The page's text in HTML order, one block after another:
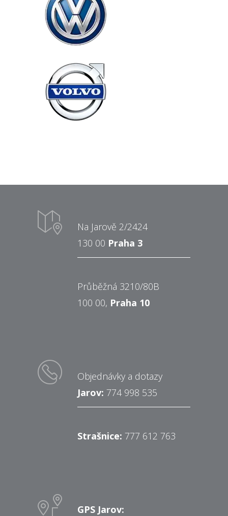
Na Jarově 2/2424
130 00 Praha 3
Průběžná 3210/80B
100 00, Praha 10
Objednávky a dotazy
Jarov: 774 998 535
Strašnice: 777 612 763
GPS Jarov: